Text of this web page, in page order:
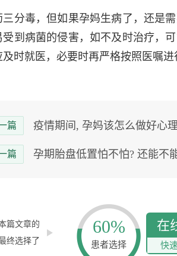
三分毒，但如果孕妈生病了，还是
受到病菌的侵害，如不及时治疗，
及时就医，必要时再严格按照医嘱进
篇 疫情期间, 孕妈该怎么做好心
篇 孕期胎盘低置怕不怕? 还能不
篇文章的
终选择了
60%
患者选择
在
快